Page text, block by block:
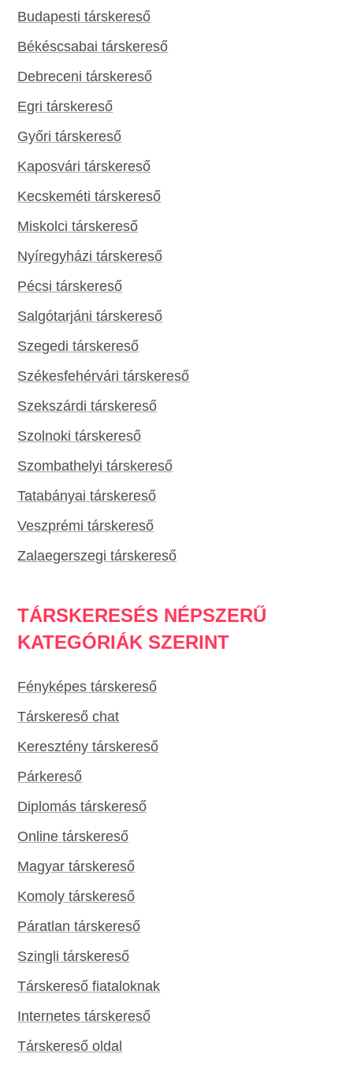
Budapesti társkereső
Békéscsabai társkereső
Debreceni társkereső
Egri társkereső
Győri társkereső
Kaposvári társkereső
Kecskeméti társkereső
Miskolci társkereső
Nyíregyházi társkereső
Pécsi társkereső
Salgótarjáni társkereső
Szegedi társkereső
Székesfehérvári társkereső
Szekszárdi társkereső
Szolnoki társkereső
Szombathelyi társkereső
Tatabányai társkereső
Veszprémi társkereső
Zalaegerszegi társkereső
TÁRSKERESÉS NÉPSZERŰ
KATEGÓRIÁK SZERINT
Fényképes társkereső
Társkereső chat
Keresztény társkereső
Párkereső
Diplomás társkereső
Online társkereső
Magyar társkereső
Komoly társkereső
Páratlan társkereső
Szingli társkereső
Társkereső fiataloknak
Internetes társkereső
Társkereső oldal